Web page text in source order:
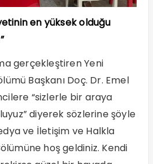
en yüksek olduğu
gerçekleştiren Yeni
Başkanı Doç. Dr. Emel
“sizlerle bir araya
diyerek sözlerine şöyle
ve İletişim ve Halkla
hoş geldiniz. Kendi